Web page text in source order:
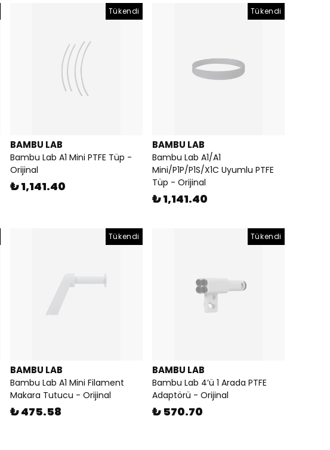
Tükendi
BAMBU LAB
Bambu Lab A1 Mini PTFE Tüp -
Orijinal
₺ 1,141.40
Tükendi
BAMBU LAB
Bambu Lab A1/A1
Mini/P1P/P1S/X1C Uyumlu PTFE
Tüp - Orijinal
₺ 1,141.40
Tükendi
BAMBU LAB
Bambu Lab A1 Mini Filament
Makara Tutucu - Orijinal
₺ 475.58
Tükendi
BAMBU LAB
Bambu Lab 4’ü 1 Arada PTFE
Adaptörü - Orijinal
₺ 570.70